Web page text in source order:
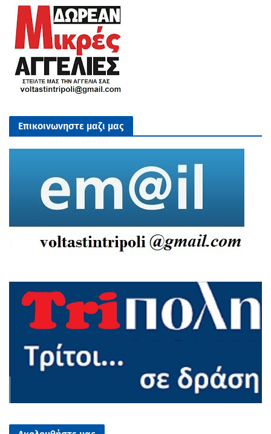
Επικοινωνηστε μαζι μας